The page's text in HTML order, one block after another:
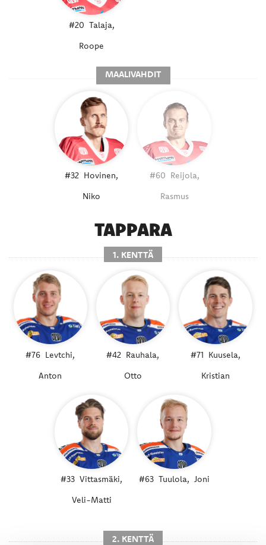
#20 Talaja,
Roope
MAALIVAHDIT
#32 Hovinen,
Niko
#60 Reijola,
Rasmus
TAPPARA
1. KENTTÄ
#76 Levtchi,
Anton
#42 Rauhala,
Otto
#71 Kuusela,
Kristian
#33 Vittasmäki,
Veli-Matti
#63 Tuulola, Joni
2. KENTTÄ